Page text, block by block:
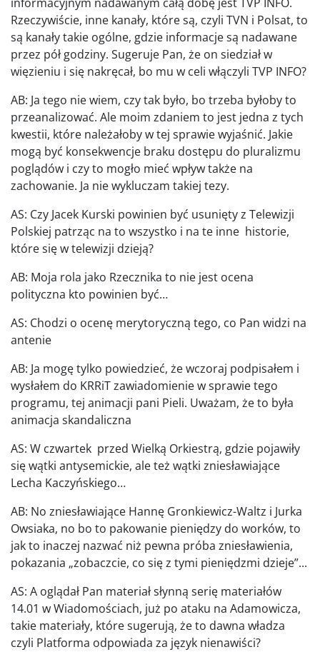
Rzeczywiście, inne kanały, które są, czyli TVN i Polsat, to
są kanały takie ogólne, gdzie informacje są nadawane
przez pół godziny. Sugeruje Pan, że on siedział w
więzieniu i się nakręcał, bo mu w celi włączyli TVP INFO?
AB: Ja tego nie wiem, czy tak było, bo trzeba byłoby to
przeanalizować. Ale moim zdaniem to jest jedna z tych
kwestii, które należałoby w tej sprawie wyjaśnić. Jakie
mogą być konsekwencje braku dostępu do pluralizmu
poglądów i czy to mogło mieć wpływ także na
zachowanie. Ja nie wykluczam takiej tezy.
AS: Czy Jacek Kurski powinien być usunięty z Telewizji
Polskiej patrząc na to wszystko i na te inne historie,
które się w telewizji dzieją?
AB: Moja rola jako Rzecznika to nie jest ocena
polityczna kto powinien być…
AS: Chodzi o ocenę merytoryczną tego, co Pan widzi na
antenie
AB: Ja mogę tylko powiedzieć, że wczoraj podpisałem i
wysłałem do KRRiT zawiadomienie w sprawie tego
programu, tej animacji pani Pieli. Uważam, że to była
animacja skandaliczna
AS: W czwartek przed Wielką Orkiestrą, gdzie pojawiły
się wątki antysemickie, ale też wątki zniesławiające
Lecha Kaczyńskiego…
AB: No zniesławiające Hannę Gronkiewicz-Waltz i Jurka
Owsiaka, no bo to pakowanie pieniędzy do worków, to
jak to inaczej nazwać niż pewna próba zniesławienia,
pokazania „zobaczcie, co się z tymi pieniędzmi dzieje”...
AS: A oglądał Pan materiał słynną serię materiałów
14.01 w Wiadomościach, już po ataku na Adamowicza,
takie materiały, które sugerują, że to dawna władza
czyli Platforma odpowiada za język nienawiści?